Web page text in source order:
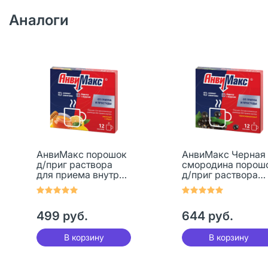
Аналоги
АнвиМакс порошок
д/приг раствора
для приема внутрь
5 г лимон с медом
пак 12 шт
499 руб.
В корзину
АнвиМакс Черная
смородина
д/приг раствора
для приема
5 г пак 12 шт
644 руб.
В корзину